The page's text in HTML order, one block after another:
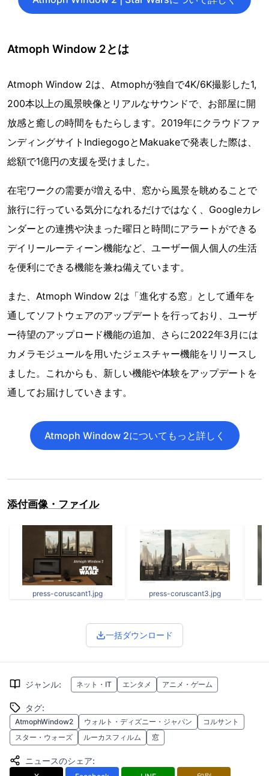
Atmoph Window 2とは
Atmoph Window 2は、Atmophが独⾃で4K/6K撮影した1,
200本以上の⾵景映像とリアルなサウンドで、お部屋に開
放感と癒しの時間をもたらします。2019年にクラウドファ
ンディングサイトIndiegogoとMakuakeで発表した際は、
総額で1億円の支援を受けました。
在宅ワークの需要が増える中、窓から風景を眺めることで
旅行に行っている気分になれるだけではなく、Googleカレ
ンダーとの連携や決まった曜日と時間にアラートができる
デイリールーティーン機能など、ユーザー個人個人の生活
を便利にできる機能を兼ね備えています。
また、Atmoph Window 2は「進化する窓」として通年を
通してソフトウェアのアップデートを行っており、ユーザ
ー待望のアップロード機能の追加、さらに2022年3月には
カメラモジュールを用いたジェスチャー機能をリリースし
ました。これからも、新しい機能や体験をアップデートを
通してお届けしていきます。
Atmoph Window 2についてもっと詳しく
添付画像・ファイル
press-coruscant1.jpg press-coruscant3.jpg
一括ダウンロード
ジャンル: ネット・IT エンタメ アニメ・ゲーム
タグ:
AtmophWindow2 ウォルト・ディズニー・ジャパン
コルサント
スター・ウォーズ
ルーカスフィルム 窓
ニュースのシェア: